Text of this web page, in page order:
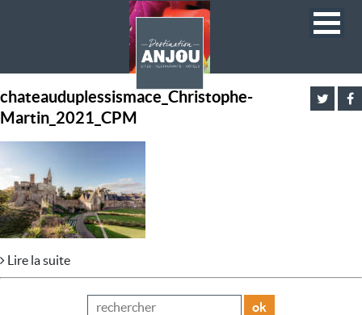
chateauduplessismace_Christophe-
Martin_2021_CPM
Lire la suite
ok